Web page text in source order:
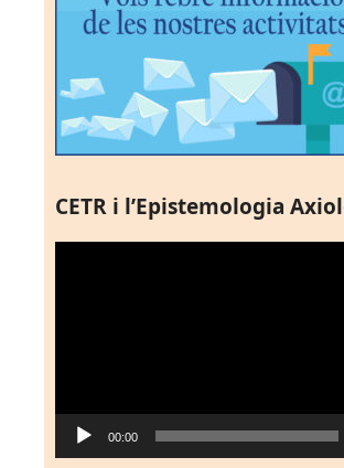
CETR i l’Epistemologia
00:00